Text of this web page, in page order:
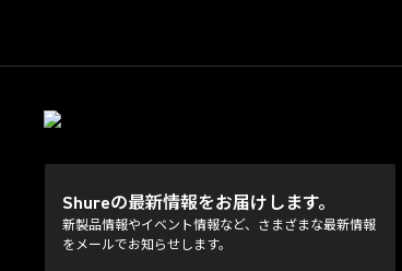
Shureの最新情報をお届けします。
新製品情報やイベント情報など、さまざまな最新情報
をメールでお知らせします。